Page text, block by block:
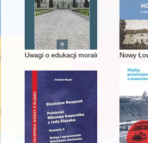
Uwagi o edukacji moralnej synówNowy